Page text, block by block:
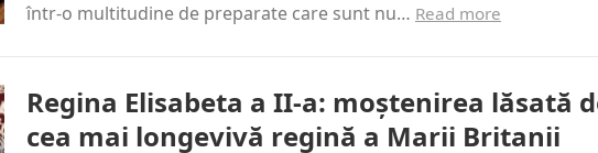
într-o multitudine de preparate care sunt nu… Read more
Regina Elisabeta a II-a: moștenirea lăsată
cea mai longevivă regină a Marii Britanii